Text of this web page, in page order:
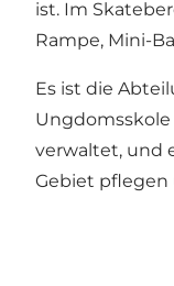
ist. Im
Rampe, Mini-
Es ist die
Ungdomsskole
verwaltet, und
Gebiet pflegen